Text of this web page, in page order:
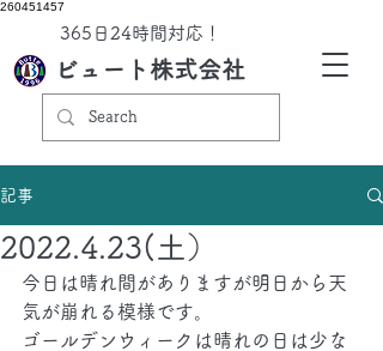
260451457
ビュート株式会社
​365日24時間対応！
記事
2022.4.23(土）
今日は晴れ間がありますが明日から天
気が崩れる模様です。
ゴールデンウィークは晴れの日は少な